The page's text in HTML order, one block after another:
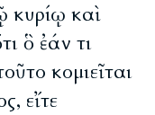
κυρίῳ καὶ
ὃ ἐάν τι
κομιεῖται
εἴτε